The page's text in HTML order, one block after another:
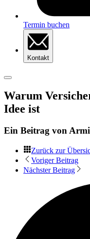
Termin buchen
Kontakt
Warum
Idee ist
Ein Beitrag von
Zurück zur
Voriger Beitrag
Nächster Beitrag